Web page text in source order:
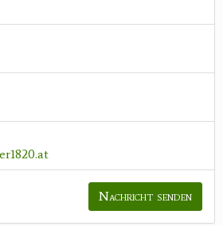
Nachricht senden